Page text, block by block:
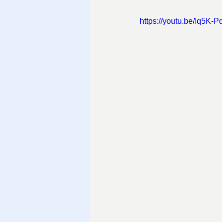
https://youtu.be/Iq5K-